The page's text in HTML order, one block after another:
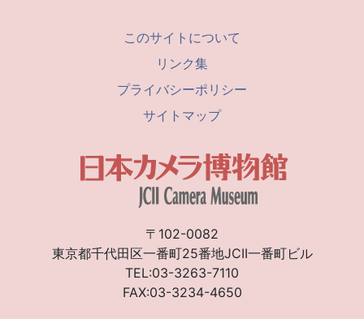
このサイトについて
リンク集
プライバシーポリシー
サイトマップ
〒102-0082
東京都千代田区一番町25番地JCII一番町ビル
TEL:03-3263-7110
FAX:03-3234-4650